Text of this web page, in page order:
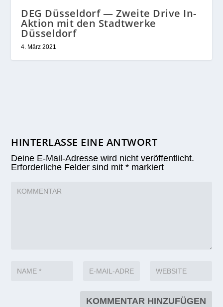
DEG Düsseldorf — Zweite Drive In-
Aktion mit den Stadtwerke
Düsseldorf
4. März 2021
HINTERLASSE EINE ANTWORT
Deine E-Mail-Adresse wird nicht veröffentlicht.
Erforderliche Felder sind mit* markiert